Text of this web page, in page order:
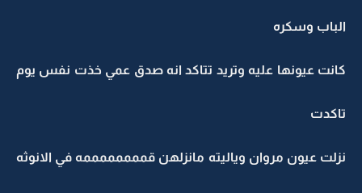
الباب وسكره
كانت عيونها عليه وتريد تتاكد انه صدق عمي خذت نفس يوم
تاكدت
نزلت عيون مروان وياليته مانزلهن قممممممممه في الانوثه